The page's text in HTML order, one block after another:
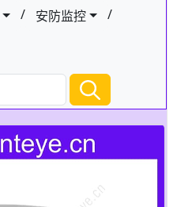
/ 安防监控 /